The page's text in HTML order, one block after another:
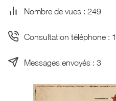
Nombre de vues : 249
Consultation téléphone : 1
Messages envoyés : 3